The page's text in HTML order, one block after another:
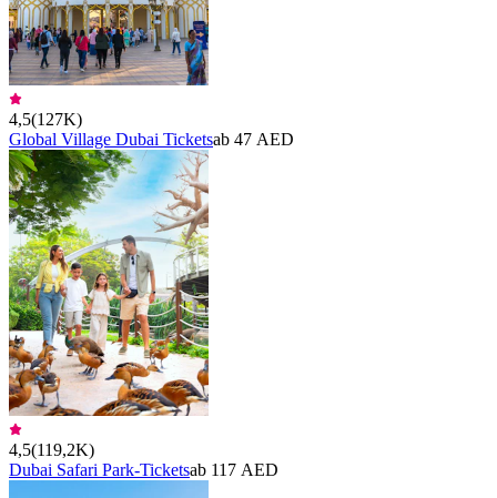
4,5(127K)
Global Village Dubai Ticketsab 47 AED
4,5(119,2K)
Dubai Safari Park-Ticketsab 117 AED